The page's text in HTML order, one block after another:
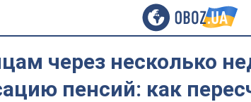
через несколько
пенсий: как